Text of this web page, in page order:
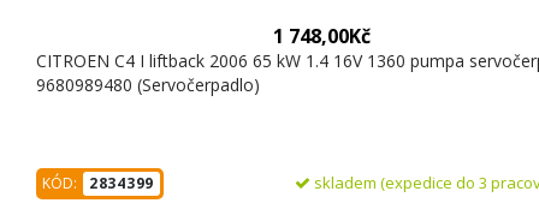
1 748,00Kč
CITROEN C4 I liftback 2006 65 kW 1.4 16V 1360 pumpa
9680989480 (Servočerpadlo)
KÓD: 2834399 skladem (expedice do 3